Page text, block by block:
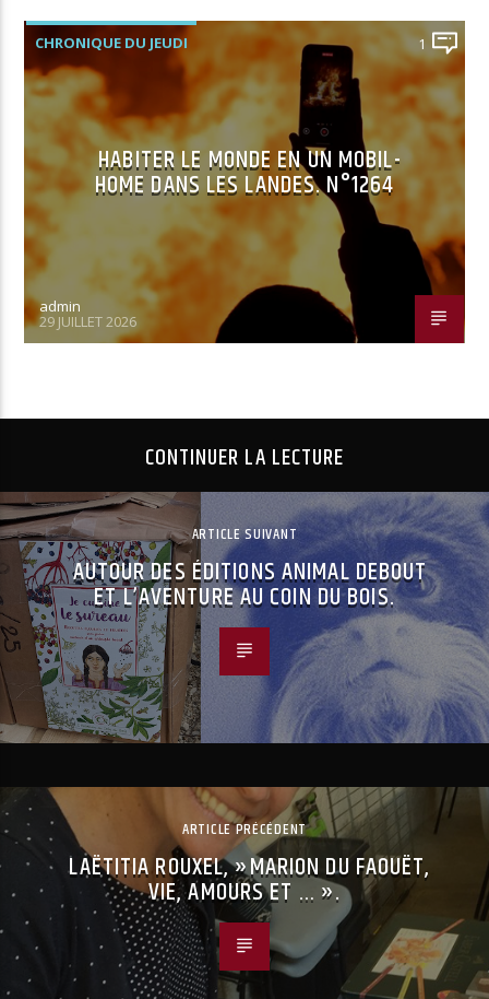
CHRONIQUE DU JEUDI 1
HABITER LE MONDE EN UN MOBIL-
HOME DANS LES LANDES. N°1264
admin
29 JUILLET 2026
CONTINUER LA LECTURE
ARTICLE SUIVANT
AUTOUR DES ÉDITIONS ANIMAL DEBOUT
ET L’AVENTURE AU COIN DU BOIS.
ARTICLE PRÉCÉDENT
LAËTITIA ROUXEL, »MARION DU FAOUËT,
VIE, AMOURS ET … ».